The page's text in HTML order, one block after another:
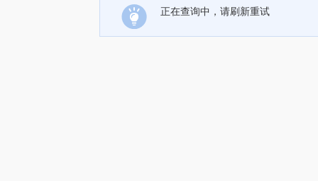
正在查询中，请刷新重试